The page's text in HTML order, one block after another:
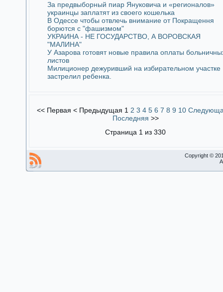
За предвыборный пиар Януковича и «регионалов»
украинцы заплатят из своего кошелька
В Одессе чтобы отвлечь внимание от Покращення
борются с "фашизмом"
УКРАИНА - НЕ ГОСУДАРСТВО, А ВОРОВСКАЯ
"МАЛИНА"
У Азарова готовят новые правила оплаты
листов
Милиционер дежуривший на избирательном участке
застрелил ребенка.
<< Первая < Предыдущая 1 2 3 4 5 6 7 8 9 10
Последняя >>
Страница 1 из 330
Copyright ©